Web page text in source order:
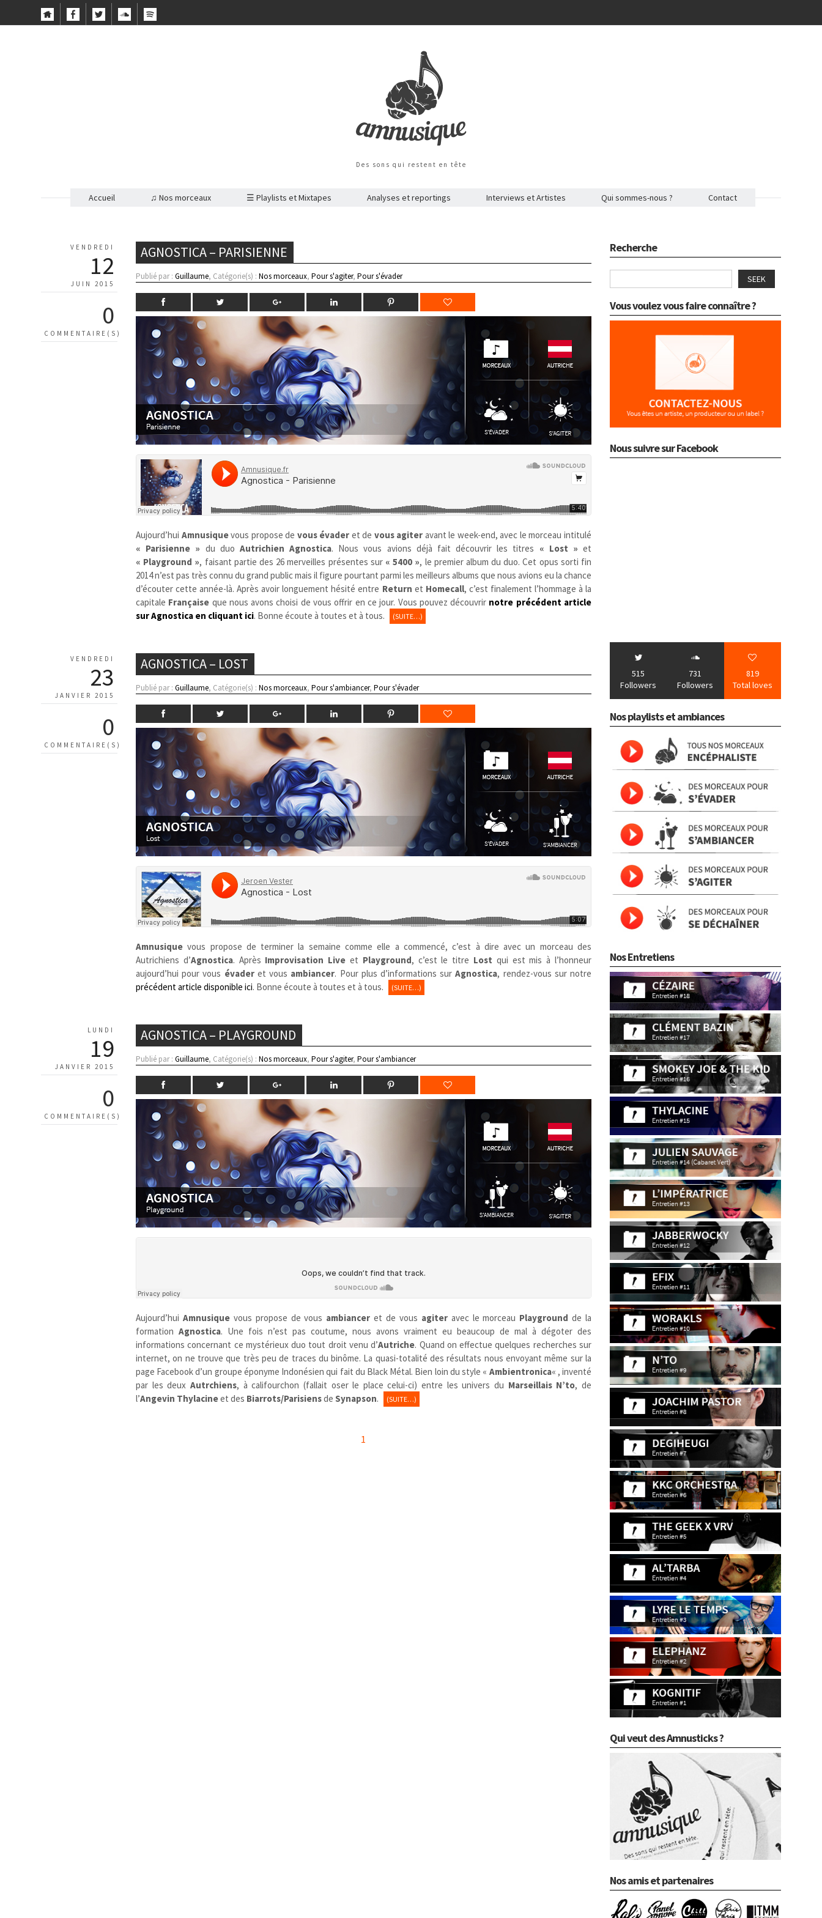
Des sons qui restent en tête
Accueil ♫ Nos morceaux ☰ Playlists et Mixtapes Analyses et reportings Interviews et Artistes Qui sommes-nous ? Contact
VENDREDI
12
JUIN 2015
0
COMMENTAIRE(S)
AGNOSTICA – PARISIENNE
Publié par :Guillaume, Catégorie(s) :Nos morceaux,Pour s'agiter,Pour s'évader
Aujourd’hui Amnusiquevous propose de vous évader et de vous agiter avant le week-end, avec le morceau intitulé
« Parisienne » du duo Autrichien Agnostica. Nous vous avions déjà fait découvrir les titres « Lost » et
« Playground », faisant partie des 26 merveilles présentes sur « 5400 », le premier album du duo. Cet opus sorti fin
2014 n’est pas très connu du grand public mais il figure pourtant parmi les meilleurs albums que nous avions eu la chance
d’écouter cette année-là. Après avoir longuement hésité entre Return et Homecall, c’est finalement l’hommage à la
capitale Française que nous avons choisi de vous offrir en ce jour. Vous pouvez découvrir notre précédent article
sur Agnostica en cliquant ici. Bonne écoute à toutes et à tous. (SUITE…)
VENDREDI
23
JANVIER 2015
0
COMMENTAIRE(S)
AGNOSTICA – LOST
Publié par :Guillaume, Catégorie(s) :Nos morceaux,Pour s'ambiancer,Pour s'évader
Amnusique vous propose de terminer la semaine comme elle a commencé, c’est à dire avec un morceau des
Autrichiens d’Agnostica. Après Improvisation Live et Playground, c’est le titre Lost qui est mis à l’honneur
aujourd’hui pour vous évaderet vous ambiancer. Pour plus d’informations surAgnostica, rendez-vous sur notre
précédent article disponible ici. Bonne écoute à toutes et à tous. (SUITE…)
LUNDI
19
JANVIER 2015
0
COMMENTAIRE(S)
AGNOSTICA – PLAYGROUND
Publié par :Guillaume, Catégorie(s) :Nos morceaux,Pour s'agiter,Pour s'ambiancer
Aujourd’hui Amnusiquevous propose de vous ambiancer et de vous agiteravec le morceau Playground de la
formationAgnostica. Une fois n’est pas coutume, nous avons vraiment eu beaucoup de mal à dégoter des
informations concernant ce mystérieux duo tout droit venu d’Autriche. Quand on effectue quelques recherches sur
internet, on ne trouve que très peu de traces du binôme. La quasi-totalité des résultats nous envoyant même sur la
page Facebook d’un groupe éponyme Indonésien qui fait du Black Métal. Bien loin du style « Ambientronica« , inventé
par les deux Autrchiens, à califourchon (fallait oser le place celui-ci) entre les univers du Marseillais N’to, de
l’Angevin Thylacineet des Biarrots/ParisiensdeSynapson. (SUITE…)
1
Recherche
SEEK
Vous voulez vous faire connaître ?
Nous suivre sur Facebook
515
Followers
731
Followers
819
Total loves
Nos playlists et ambiances
Nos Entretiens
Qui veut des Amnusticks ?
Nos amis et partenaires